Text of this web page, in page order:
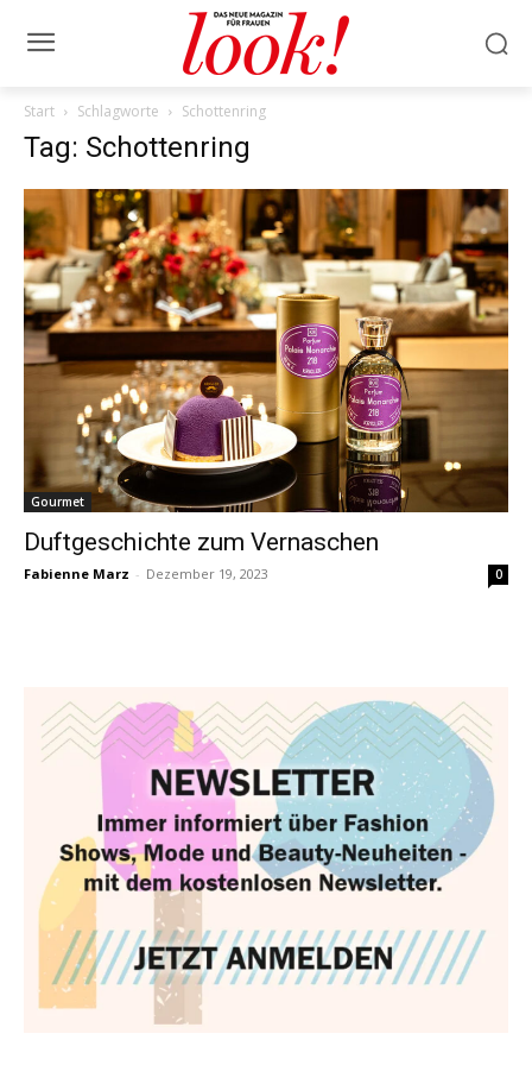
Start Schlagworte Schottenring
Tag: Schottenring
Gourmet
Duftgeschichte zum Vernaschen
Fabienne Marz - Dezember 19, 2023 0